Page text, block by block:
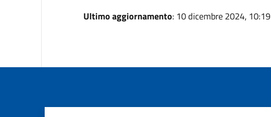
Ultimo aggiornamento: 10 dicembre 2024, 10:19